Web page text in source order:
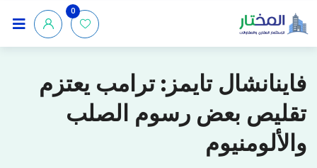
0
فاينانشال تايمز: ترامب يعتزم
تقليص بعض رسوم الصلب
والألومنيوم